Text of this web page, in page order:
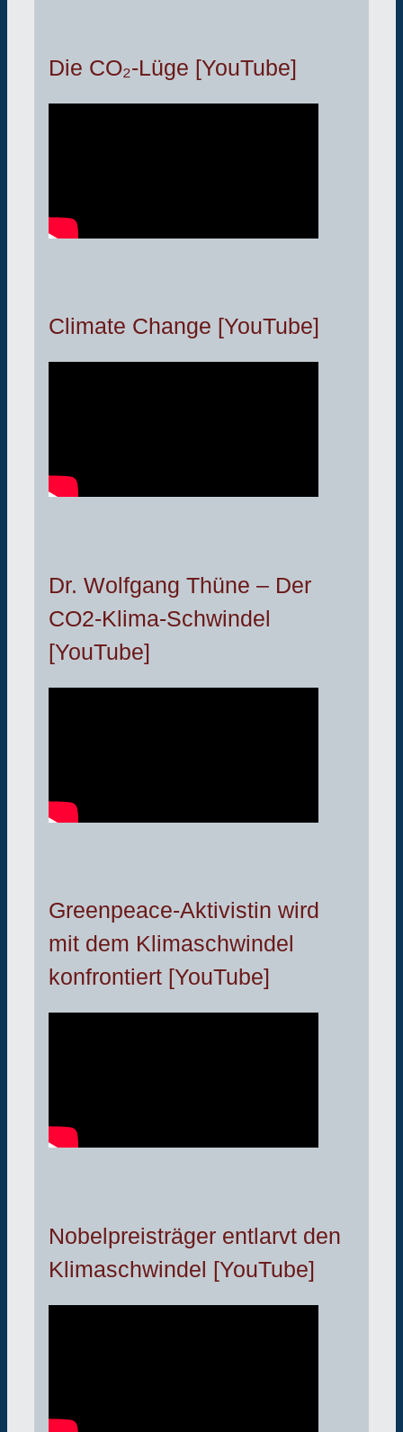
Die CO₂-Lüge [YouTube]
Climate Change [YouTube]
Dr. Wolfgang Thüne – Der
CO2-Klima-Schwindel
[YouTube]
Greenpeace-Aktivistin wird
mit dem Klimaschwindel
konfrontiert [YouTube]
Nobelpreisträger entlarvt den
Klimaschwindel [YouTube]